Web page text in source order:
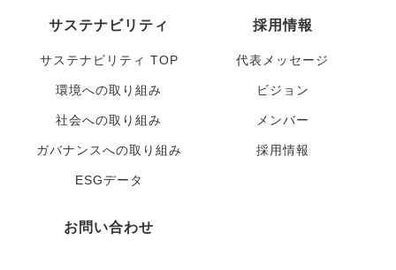
サステナビリティ
サステナビリティ TOP
環境への取り組み
社会への取り組み
ガバナンスへの取り組み
ESGデータ
採用情報
代表メッセージ
ビジョン
メンバー
採用情報
お問い合わせ